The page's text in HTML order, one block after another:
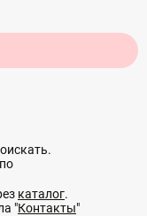
по
каталог.
"Контакты"